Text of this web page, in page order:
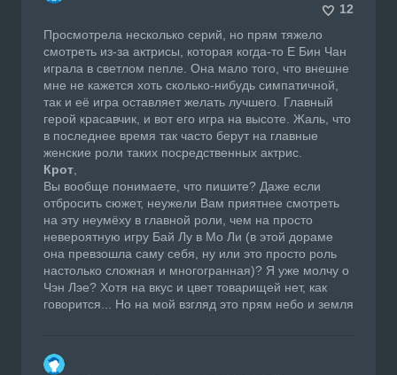
12
Просмотрела несколько серий, но прям тяжело
смотреть из-за актрисы, которая когда-то Е Бин Чан
играла в светлом пепле. Она мало того, что внешне
мне не кажется хоть сколько-нибудь симпатичной,
так и её игра оставляет желать лучшего. Главный
герой красавчик, и вот его игра на высоте. Жаль, что
в последнее время так часто берут на главные
женские роли таких посредственных актрис.
Крот
Вы вообще понимаете, что пишите? Даже если
отбросить сюжет, неужели Вам приятнее смотреть
на эту неумёху в главной роли, чем на просто
невероятную игру Бай Лу в Мо Ли (в этой дораме
она превзошла саму себя, ну или это просто роль
настолько сложная и многогранная)? Я уже молчу о
Чэн Лэе? Хотя на вкус и цвет товарищей нет, как
говорится... Но на мой взгляд это прям небо и земля